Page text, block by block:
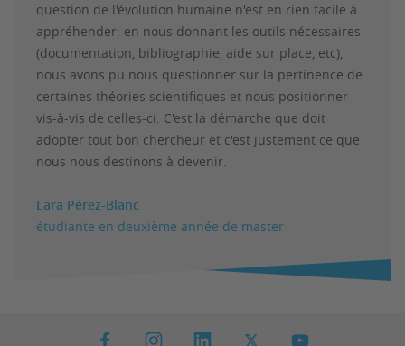
question de l'évolution humaine n'est en rien facile à
appréhender: en nous donnant les outils nécessaires
(documentation, bibliographie, aide sur place, etc),
nous avons pu nous questionner sur la pertinence de
certaines théories scientifiques et nous positionner
vis-à-vis de celles-ci. C'est la démarche que doit
adopter tout bon chercheur et c'est justement ce que
nous nous destinons à devenir.
Lara Pérez-Blanc
étudiante en deuxième année de master